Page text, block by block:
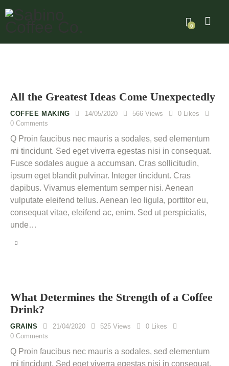
0
All the Greatest Ideas Come Unexpectedly
COFFEE MAKING 14/05/2020 566 Views 0
Likes
0 Comments
Q Proin faucibus nec mauris a sodales, sed elementum
mi tincidunt. Sed eget viverra egestas nisi in consequat.
Fusce sodales augue a accumsan. Cras sollicitudin,
ipsum eget blandit pulvinar. Integer tincidunt. Cras
dapibus. Vivamus elementum semper nisi. Aenean
vulputate eleifend tellus. Aenean leo ligula, porttitor eu,
consequat vitae, eleifend ac, enim. Sed ut perspiciatis,
unde…
What Determines the Strength of a Coffee
Drink?
GRAINS 21/04/2020 525 Views 0
Likes
0 Comments
Q Proin faucibus nec mauris a sodales, sed elementum
mi tincidunt. Sed eget viverra egestas nisi in consequat.